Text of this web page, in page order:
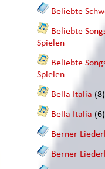
Beliebte
Beliebte
Spielen
Beliebte
Spielen
Bella Italia (8)
Bella Italia (6)
Berner
Berner